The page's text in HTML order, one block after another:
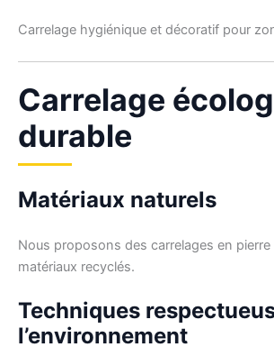
Carrelage hygiénique et décoratif pour
Carrelage
durable
Matériaux naturels
Nous proposons des carrelages en pierre
matériaux recyclés.
Techniques
l’environnement